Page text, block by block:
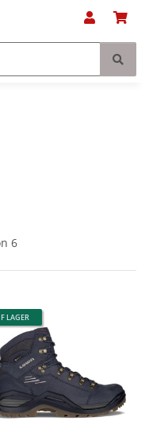
6
LAGER